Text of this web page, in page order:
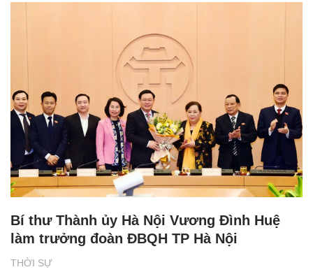
THỜI SỰ
Bí thư Thành ủy Hà Nội Vương Đình Huệ
làm trưởng đoàn ĐBQH TP Hà Nội